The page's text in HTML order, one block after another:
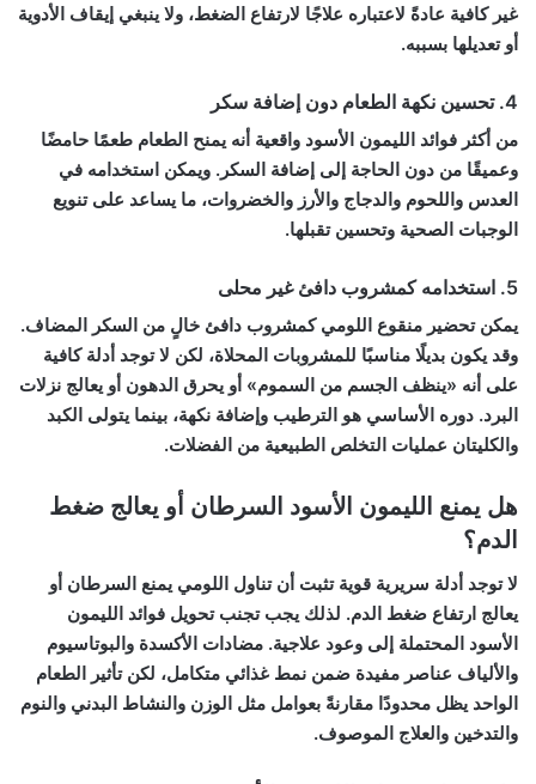
غير كافية عادةً لاعتباره علاجًا لارتفاع الضغط، ولا ينبغي إيقاف الأدوية
أو تعديلها بسببه.
4. تحسين نكهة الطعام دون إضافة سكر
من أكثر فوائد الليمون الأسود واقعية أنه يمنح الطعام طعمًا حامضًا
وعميقًا من دون الحاجة إلى إضافة السكر. ويمكن استخدامه في
العدس واللحوم والدجاج والأرز والخضروات، ما يساعد على تنويع
الوجبات الصحية وتحسين تقبلها.
5. استخدامه كمشروب دافئ غير محلى
يمكن تحضير منقوع اللومي كمشروب دافئ خالٍ من السكر المضاف.
وقد يكون بديلًا مناسبًا للمشروبات المحلاة، لكن لا توجد أدلة كافية
على أنه «ينظف الجسم من السموم» أو يحرق الدهون أو يعالج نزلات
البرد. دوره الأساسي هو الترطيب وإضافة نكهة، بينما يتولى الكبد
والكليتان عمليات التخلص الطبيعية من الفضلات.
هل يمنع الليمون الأسود السرطان أو يعالج ضغط
الدم؟
لا توجد أدلة سريرية قوية تثبت أن تناول اللومي يمنع السرطان أو
يعالج ارتفاع ضغط الدم. لذلك يجب تجنب تحويل فوائد الليمون
الأسود المحتملة إلى وعود علاجية. مضادات الأكسدة والبوتاسيوم
والألياف عناصر مفيدة ضمن نمط غذائي متكامل، لكن تأثير الطعام
الواحد يظل محدودًا مقارنةً بعوامل مثل الوزن والنشاط البدني والنوم
والتدخين والعلاج الموصوف.